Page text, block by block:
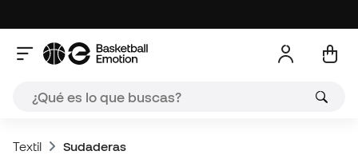
Textil Sudaderas